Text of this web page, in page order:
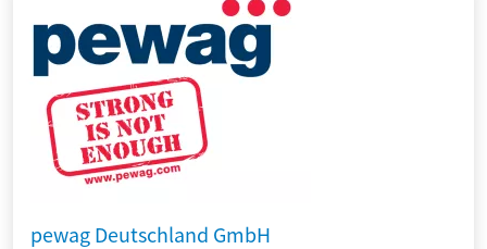
pewag Deutschland GmbH